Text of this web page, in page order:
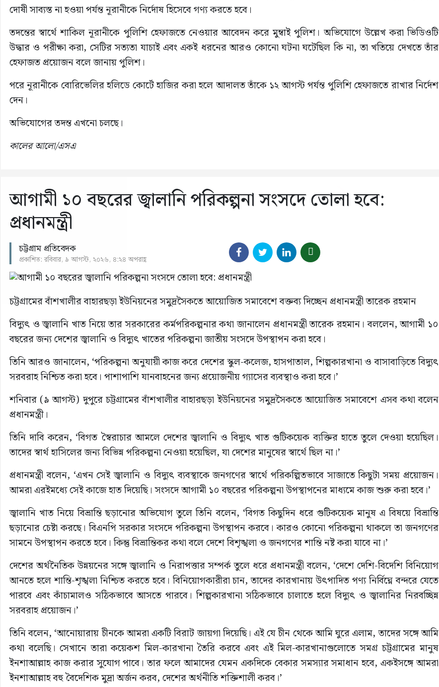
দোষী সাব্যস্ত না হওয়া পর্যন্ত নূরানীকে নির্দোষ হিসেবে গণ্য করতে হবে।
তদন্তের স্বার্থে শাকিল নূরানীকে পুলিশি হেফাজতে নেওয়ার আবেদন করে মুম্বাই পুলিশ। অভিযোগে উল্লেখ করা ভিডিওটি
উদ্ধার ও পরীক্ষা করা, সেটির সত্যতা যাচাই এবং একই ধরনের আরও কোনো ঘটনা ঘটেছিল কি না, তা খতিয়ে দেখতে তাঁর
হেফাজত প্রয়োজন বলে জানায় পুলিশ।
পরে নূরানীকে বোরিভেলির হলিডে কোর্টে হাজির করা হলে আদালত তাঁকে ১২ আগস্ট পর্যন্ত পুলিশি হেফাজতে রাখার নির্দেশ
দেন।
অভিযোগের তদন্ত এখনো চলছে।
কালের আলো/এসএ
আগামী ১০ বছরের জ্বালানি পরিকল্পনা সংসদে তোলা হবে:
প্রধানমন্ত্রী
চট্টগ্রাম প্রতিবেদক
প্রকাশিত: রবিবার, ৯ আগস্ট, ২০২৬, ৪:২৪ অপরাহ্ণ
চট্টগ্রামের বাঁশখালীর বাহারছড়া ইউনিয়নের সমুদ্রসৈকতে আয়োজিত সমাবেশে বক্তব্য দিচ্ছেন প্রধানমন্ত্রী তারেক রহমান
বিদ্যুৎ ও জ্বালানি খাত নিয়ে তার সরকারের কর্মপরিকল্পনার কথা জানালেন প্রধানমন্ত্রী তারেক রহমান। বললেন, আগামী ১০
বছরের জন্য দেশের জ্বালানি ও বিদ্যুৎ খাতের পরিকল্পনা জাতীয় সংসদে উপস্থাপন করা হবে।
তিনি আরও জানালেন, ‘পরিকল্পনা অনুযায়ী কাজ করে দেশের স্কুল-কলেজ, হাসপাতাল, শিল্পকারখানা ও বাসাবাড়িতে বিদ্যুৎ
সরবরাহ নিশ্চিত করা হবে। পাশাপাশি যানবাহনের জন্য প্রয়োজনীয় গ্যাসের ব্যবস্থাও করা হবে।’
শনিবার (৯ আগস্ট) দুপুরে চট্টগ্রামের বাঁশখালীর বাহারছড়া ইউনিয়নের সমুদ্রসৈকতে আয়োজিত সমাবেশে এসব কথা বলেন
প্রধানমন্ত্রী।
তিনি দাবি করেন, ‘বিগত স্বৈরাচার আমলে দেশের জ্বালানি ও বিদ্যুৎ খাত গুটিকয়েক ব্যক্তির হাতে তুলে দেওয়া হয়েছিল।
তাদের স্বার্থ হাসিলের জন্য বিভিন্ন পরিকল্পনা নেওয়া হয়েছিল, যা দেশের মানুষের স্বার্থে ছিল না।’
প্রধানমন্ত্রী বলেন, ‘এখন সেই জ্বালানি ও বিদ্যুৎ ব্যবস্থাকে জনগণের স্বার্থে পরিকল্পিতভাবে সাজাতে কিছুটা সময় প্রয়োজন।
আমরা এরইমধ্যে সেই কাজে হাত দিয়েছি। সংসদে আগামী ১০ বছরের পরিকল্পনা উপস্থাপনের মাধ্যমে কাজ শুরু করা হবে।’
জ্বালানি খাত নিয়ে বিভ্রান্তি ছড়ানোর অভিযোগ তুলে তিনি বলেন, ‘বিগত কিছুদিন ধরে গুটিকয়েক মানুষ এ বিষয়ে বিভ্রান্তি
ছড়ানোর চেষ্টা করছে। বিএনপি সরকার সংসদে পরিকল্পনা উপস্থাপন করবে। কারও কোনো পরিকল্পনা থাকলে তা জনগণের
সামনে উপস্থাপন করতে হবে। কিন্তু বিভ্রান্তিকর কথা বলে দেশে বিশৃঙ্খলা ও জনগণের শান্তি নষ্ট করা যাবে না।’
দেশের অর্থনৈতিক উন্নয়নের সঙ্গে জ্বালানি ও নিরাপত্তার সম্পর্ক তুলে ধরে প্রধানমন্ত্রী বলেন, ‘দেশে দেশি-বিদেশি বিনিয়োগ
আনতে হলে শান্তি-শৃঙ্খলা নিশ্চিত করতে হবে। বিনিয়োগকারীরা চান, তাদের কারখানায় উৎপাদিত পণ্য নির্বিঘ্নে বন্দরে যেতে
পারবে এবং কাঁচামালও সঠিকভাবে আসতে পারবে। শিল্পকারখানা সঠিকভাবে চালাতে হলে বিদ্যুৎ ও জ্বালানির নিরবচ্ছিন্ন
সরবরাহ প্রয়োজন।’
তিনি বলেন, ‘আনোয়ারায় চীনকে আমরা একটি বিরাট জায়গা দিয়েছি। এই যে চীন থেকে আমি ঘুরে এলাম, তাদের সঙ্গে আমি
কথা বলেছি। সেখানে তারা কয়েকশ মিল-কারখানা তৈরি করবে এবং এই মিল-কারখানাগুলোতে সমগ্র চট্টগ্রামের মানুষ
ইনশাআল্লাহ কাজ করার সুযোগ পাবে। তার ফলে আমাদের যেমন একদিকে বেকার সমস্যার সমাধান হবে, একইসঙ্গে আমরা
ইনশাআল্লাহ বহু বৈদেশিক মুদ্রা অর্জন করব, দেশের অর্থনীতি শক্তিশালী করব।’